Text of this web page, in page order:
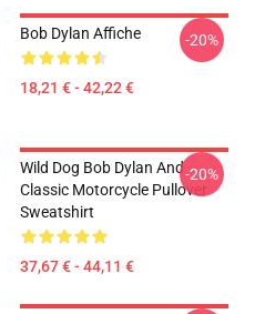
Bob Dylan Affiche
18,21 € - 42,22 €
-20%
Wild Dog Bob Dylan And
Classic Motorcycle Pullover
Sweatshirt
37,67 € - 44,11 €
-20%